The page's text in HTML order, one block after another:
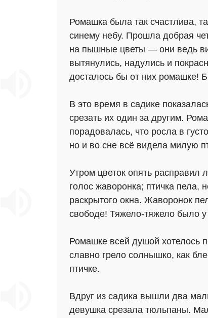
Ромашка была так счастлива,
синему небу. Прошла добрая
на пышные цветы — они ведь
вытянулись, надулись и
досталось бы от них ромашке!
В это время в садике
срезать их один за другим.
порадовалась, что росла в
но и во сне всё видела милую
Утром цветок опять расправил
голос жаворонка; птичка пела,
раскрытого окна. Жаворонок
свободе! Тяжело-тяжело было
Ромашке всей душой хотелось
славно грело солнышко, как
птичке.
Вдруг из садика вышли два
девушка срезала тюльпаны.